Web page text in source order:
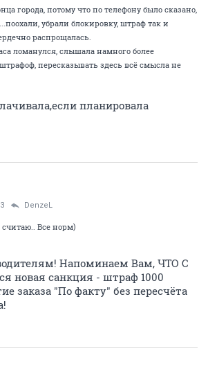
города, потому что по телефону было сказано,
убрали блокировку, штраф так и
распрощалась.
ломанулся, слышала намного более
пересказывать здесь всё смысла не
планировала
DenzeL
Все норм)
Напоминаем Вам, ЧТО С
новая санкция - штраф 1000
заказа "По факту" без пересчёта